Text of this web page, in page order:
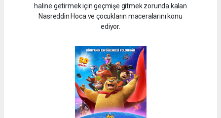
haline getirmek için geçmişe gitmek zorunda kalan
Nasreddin Hoca ve çocukların maceralarını konu
ediyor.